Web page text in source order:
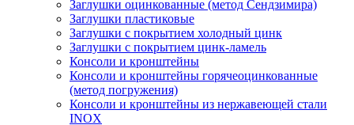
Заглушки оцинкованные (метод Сендзимира)
Заглушки пластиковые
Заглушки с покрытием холодный цинк
Заглушки с покрытием цинк-ламель
Консоли и кронштейны
Консоли и кронштейны горячеоцинкованные
(метод погружения)
Консоли и кронштейны из нержавеющей стали
INOX